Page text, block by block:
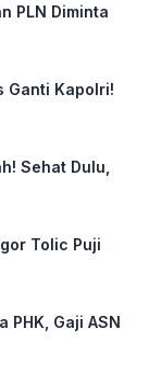
PLN Diminta
Ganti Kapolri!
Sehat Dulu,
Tolic Puji
PHK, Gaji ASN